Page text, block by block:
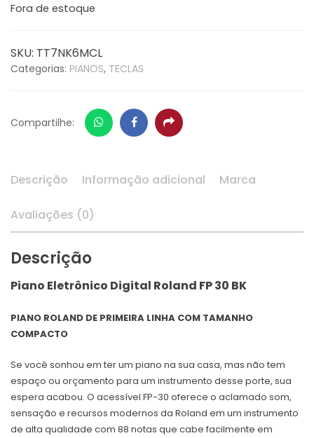
Fora de estoque
SKU: TT7NK6MCL
Categorias: PIANOS, TECLAS
Compartilhe: WhatsappFacebookShare
Descrição Informação adicional Marca
Avaliações (0)
Descrição
Piano Eletrônico Digital Roland FP 30 BK
PIANO ROLAND DE PRIMEIRA LINHA COM TAMANHO
COMPACTO
Se você sonhou em ter um piano na sua casa, mas não tem
espaço ou orçamento para um instrumento desse porte, sua
espera acabou. O acessível FP-30 oferece o aclamado som,
sensação e recursos modernos da Roland em um instrumento
de alta qualidade com 88 notas que cabe facilmente em